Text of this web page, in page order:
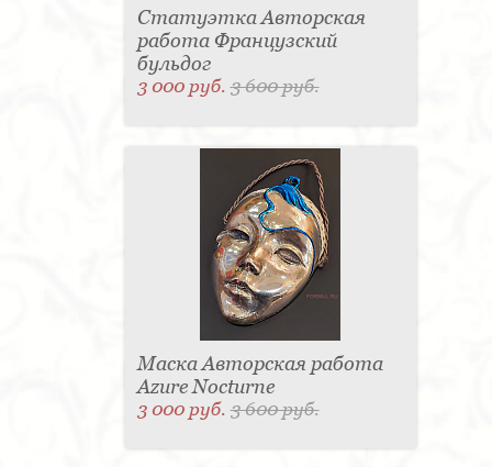
Статуэтка Авторская
работа Французский
бульдог
3 000 руб.3 600 руб.
Маска Авторская работа
Azure Nocturne
3 000 руб.3 600 руб.